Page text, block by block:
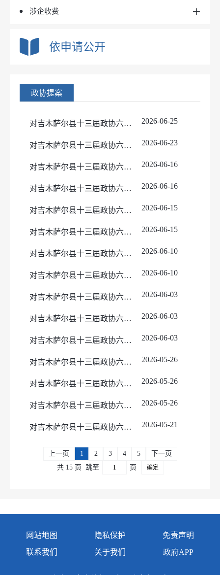
涉企收费
在线办理
依申请公开
政协提案
对吉木萨尔县十三届政协六次会议政治建设类1号提案的答复 2026-06-25
对吉木萨尔县十三届政协六次会议政治建设类43号提案的答复 2026-06-23
对吉木萨尔县十三届政协六次会议经济建设类24号提案的答复 2026-06-16
对吉木萨尔县十三届政协六次会议政治建设类19号提案的答复 2026-06-16
对吉木萨尔县十三届政协六次会议社会建设类67号提案的答复 2026-06-15
对吉木萨尔县十三届政协六次会议政治建设类6号提案的答复 2026-06-15
对吉木萨尔县十三届政协六次会议社会建设类18号提案的答复 2026-06-10
对吉木萨尔县十三届政协六次会议经济建设类16号提案的答复 2026-06-10
对吉木萨尔县十三届政协六次会议社会建设类65号提案的答复 2026-06-03
对吉木萨尔县十三届政协六次会议政治建设类61号提案的答复 2026-06-03
对吉木萨尔县十三届政协六次会议政治建设类29号提案的答复 2026-06-03
对吉木萨尔县十三届政协六次会议社会建设类62号提案的答复 2026-05-26
对吉木萨尔县十三届政协六次会议社会建设类59号提案的答复 2026-05-26
对吉木萨尔县十三届政协六次会议社会建设类57号提案的答复 2026-05-26
对吉木萨尔县十三届政协六次会议社会建设类14号提案的答复 2026-05-21
上一页 1 2 3 4 5
下一页
共 15 页
跳至 页 确定
网站地图 隐私保护
免责声明
联系我们
关于我们 政府APP